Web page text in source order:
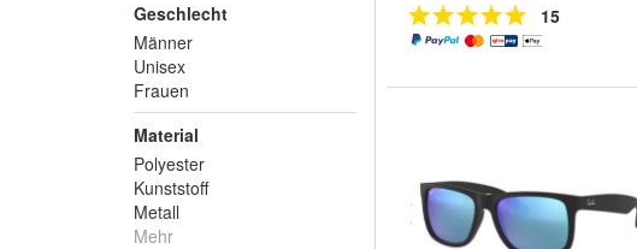
Geschlecht
Männer
Unisex
Frauen
Material
Polyester
Kunststoff
Metall
Mehr
15